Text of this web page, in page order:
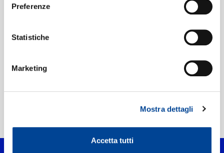
Preferenze
Statistiche
Marketing
Mostra dettagli
Accetta tutti